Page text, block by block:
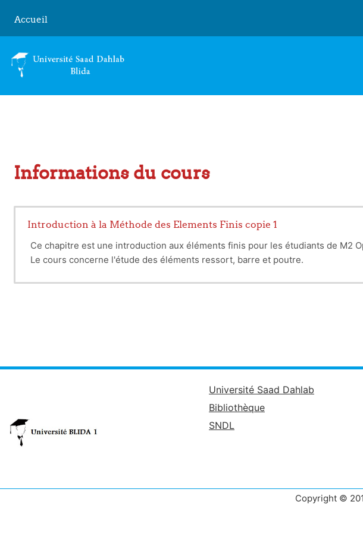
Accueil
Informations du cours
Introduction à la Méthode des Elements Finis copie 1
Ce chapitre est une introduction aux éléments finis pour les étudiants de M2
Le cours concerne l'étude des éléments ressort, barre et poutre.
Université Saad Dahlab
Bibliothèque
SNDL
Copyright ©